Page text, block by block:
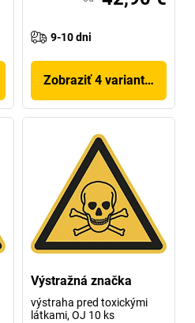
9-10 dni
Zobraziť 4 variantov
Výstražná značka
výstraha pred toxickými
látkami, OJ 10 ks